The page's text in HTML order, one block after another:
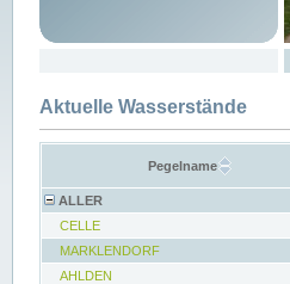
Aktuelle Wasserstände
Pegelname
ALLER
CELLE
MARKLENDORF
AHLDEN